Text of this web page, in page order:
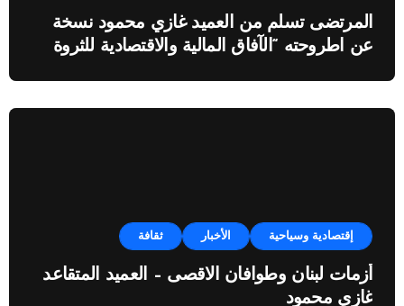
المرتضى تسلم من العميد غازي محمود نسخة
عن اطروحته “الآفاق المالية والاقتصادية للثروة
إقتصادية وسياحية الأخبار ثقافة
أزمات لبنان وطوافان الاقصى – العميد المتقاعد
غازي محمود